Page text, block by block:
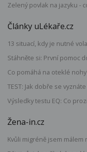
Zelený povlak na jazyku -
Články uLékaře.cz
13 situací, kdy je nutné
Stáhněte si: První pomoc
Co pomáhá na oteklé
TEST: Jak dobře se
Výsledky testu EQ: Co
Žena-in.cz
Kvůli migréně jsem